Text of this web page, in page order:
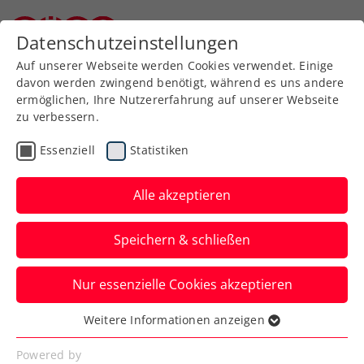
Informationen zur
Mannschaftsmeisterschaft
NÖTV Durchführungsbestimmungen
Die NÖTV Durchführungsbestimmungen regeln die
Datenschutzeinstellungen
Auf unserer Webseite werden Cookies verwendet. Einige
davon werden zwingend benötigt, während es uns andere
ermöglichen, Ihre Nutzererfahrung auf unserer Webseite
zu verbessern.
Essenziell Statistiken
Alle akzeptieren
Speichern & schließen
Nur essenzielle Cookies akzeptieren
Essenziell
Essenzielle Cookies werden für grundlegende
Weitere Informationen anzeigen
Powered by